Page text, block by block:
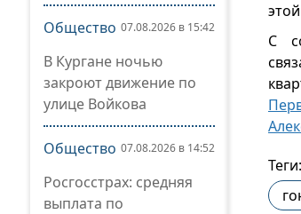
Общество 07.08.2026 в 15:42
В Кургане ночью
закроют движение по
улице Войкова
Общество 07.08.2026 в 14:52
Росгосстрах: средняя
выплата по
С
Теги: